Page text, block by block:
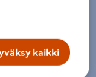
kaikki